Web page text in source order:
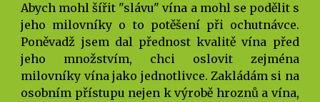
Abych mohl šířit "slávu" vína a mohl se podělit s
jeho milovníky o to potěšení při ochutnávce.
Poněvadž jsem dal přednost kvalitě vína před
jeho množstvím, chci oslovit zejména
milovníky vína jako jednotlivce. Zakládám si na
osobním přístupu nejen k výrobě hroznů a vína,